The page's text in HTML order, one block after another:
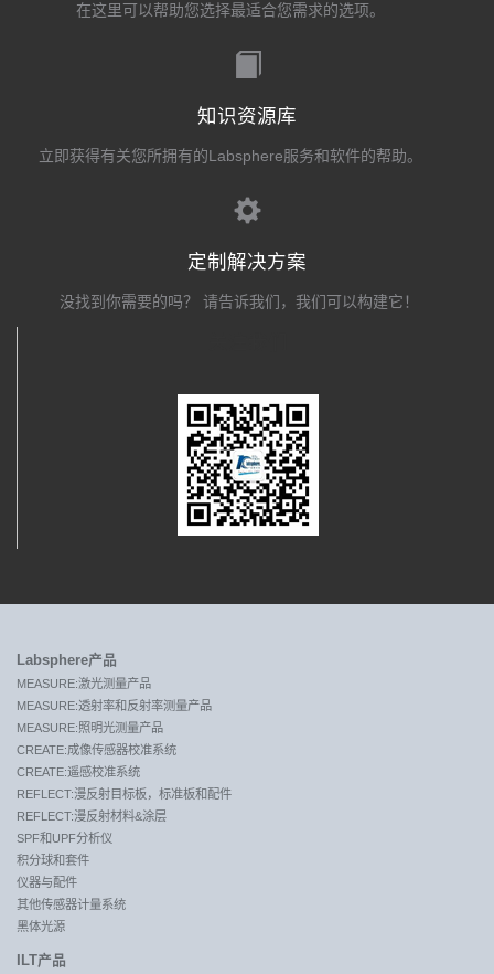
在这里可以帮助您选择最适合您需求的选项。
知识资源库
立即获得有关您所拥有的Labsphere服务和软件的帮助。
定制解决方案
没找到你需要的吗？ 请告诉我们，我们可以构建它！
Labsphere产品
MEASURE:激光测量产品
MEASURE:透射率和反射率测量产品
MEASURE:照明光测量产品
CREATE:成像传感器校准系统
CREATE:遥感校准系统
REFLECT:漫反射目标板，标准板和配件
REFLECT:漫反射材料&涂层
SPF和UPF分析仪
积分球和套件
仪器与配件
其他传感器计量系统
黑体光源
ILT产品